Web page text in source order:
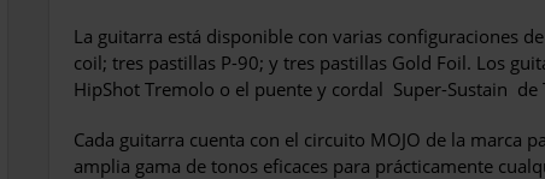
La guitarra está disponible con varias configuraciones
coil; tres pastillas P-90; y tres pastillas Gold Foil. Los
HipShot Tremolo o el puente y cordal Super-Sustain de
Cada guitarra cuenta con el circuito MOJO de la marca
amplia gama de tonos eficaces para prácticamente